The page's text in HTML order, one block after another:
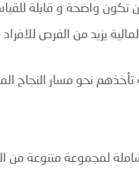
تكون واضحة و قابلة
يزيد من الفرص
نحو مسار النجاح
لمجموعة متنوعة من